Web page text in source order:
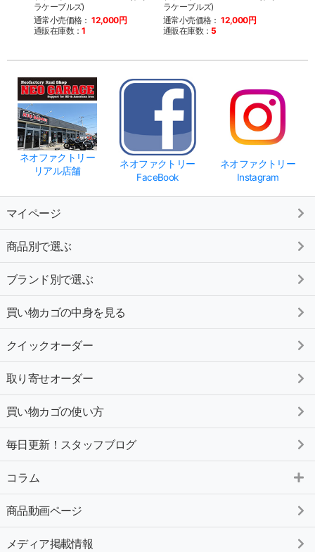
ラケーブルズ)
通常小売価格： 12,000円
通販在庫数：1
ラケーブルズ)
通常小売価格： 12,000円
通販在庫数：5
ネオファクトリー
リアル店舗
ネオファクトリー
FaceBook
ネオファクトリー
Instagram
マイページ
商品別で選ぶ
ブランド別で選ぶ
買い物カゴの中身を見る
クイックオーダー
取り寄せオーダー
買い物カゴの使い方
毎日更新！スタッフブログ
コラム
商品動画ページ
メディア掲載情報